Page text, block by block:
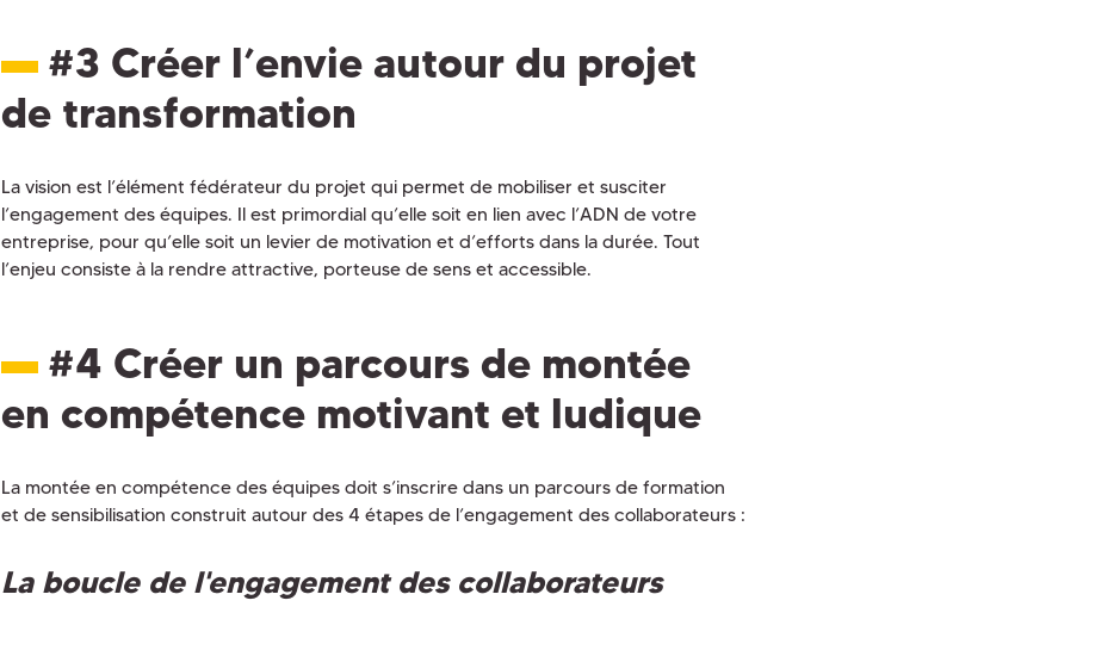
#3 Créer l’envie autour du projet
de transformation
La vision est l’élément fédérateur du projet qui permet de mobiliser et susciter
l’engagement des équipes. Il est primordial qu’elle soit en lien avec l’ADN de votre
entreprise, pour qu’elle soit un levier de motivation et d’efforts dans la durée. Tout
l’enjeu consiste à la rendre attractive, porteuse de sens et accessible.
#4 Créer un parcours de montée
en compétence motivant et ludique
La montée en compétence des équipes doit s’inscrire dans un parcours de formation
et de sensibilisation construit autour des 4 étapes de l’engagement des collaborateurs :
La boucle de l'engagement des collaborateurs